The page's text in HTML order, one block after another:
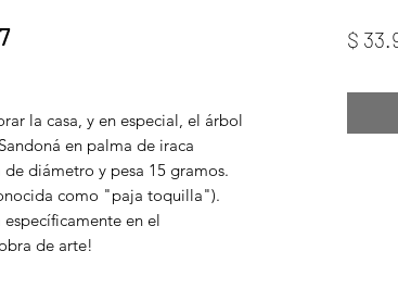
la casa, y en especial, el árbol
en palma de iraca
diámetro y pesa 15 gramos.
como "paja toquilla").
en el
de arte!
$